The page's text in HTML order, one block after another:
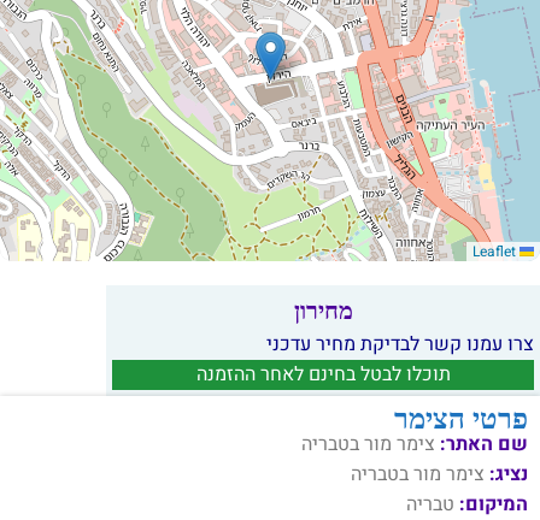
מחירון
צרו עמנו קשר לבדיקת מחיר עדכני
תוכלו לבטל בחינם לאחר ההזמנה
פרטי הצימר
שם האתר: צימר מור בטבריה
נציג: צימר מור בטבריה
המיקום: טבריה